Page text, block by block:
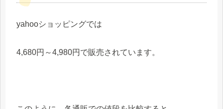
yahooショッピングでは
4,680円～4,980円で販売されています。